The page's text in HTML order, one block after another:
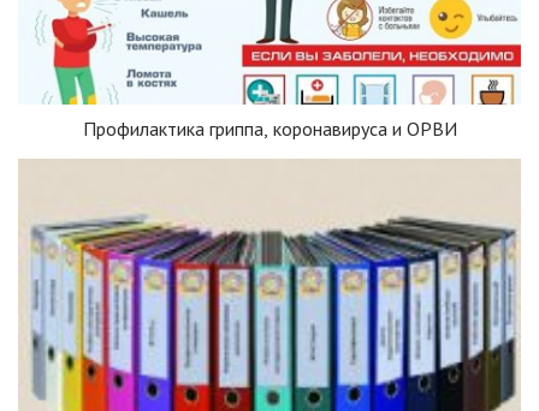
Профилактика гриппа, коронавируса и ОРВИ